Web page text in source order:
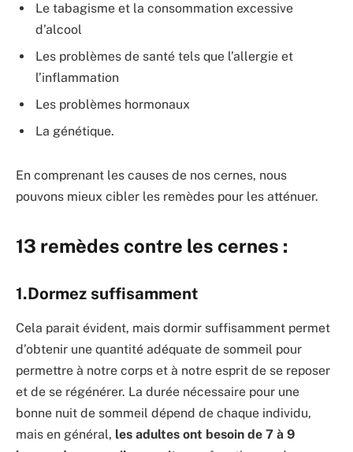
Le tabagisme et la consommation excessive
d’alcool
Les problèmes de santé tels que l’allergie et
l’inflammation
Les problèmes hormonaux
La génétique.
En comprenant les causes de nos cernes, nous
pouvons mieux cibler les remèdes pour les atténuer.
13 remèdes contre les cernes :
1.Dormez suffisamment
Cela parait évident, mais dormir suffisamment permet
d’obtenir une quantité adéquate de sommeil pour
permettre à notre corps et à notre esprit de se reposer
et de se régénérer. La durée nécessaire pour une
bonne nuit de sommeil dépend de chaque individu,
mais en général, les adultes ont besoin de 7 à 9